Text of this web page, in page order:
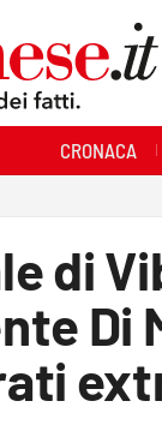
CRONACA
di
Di